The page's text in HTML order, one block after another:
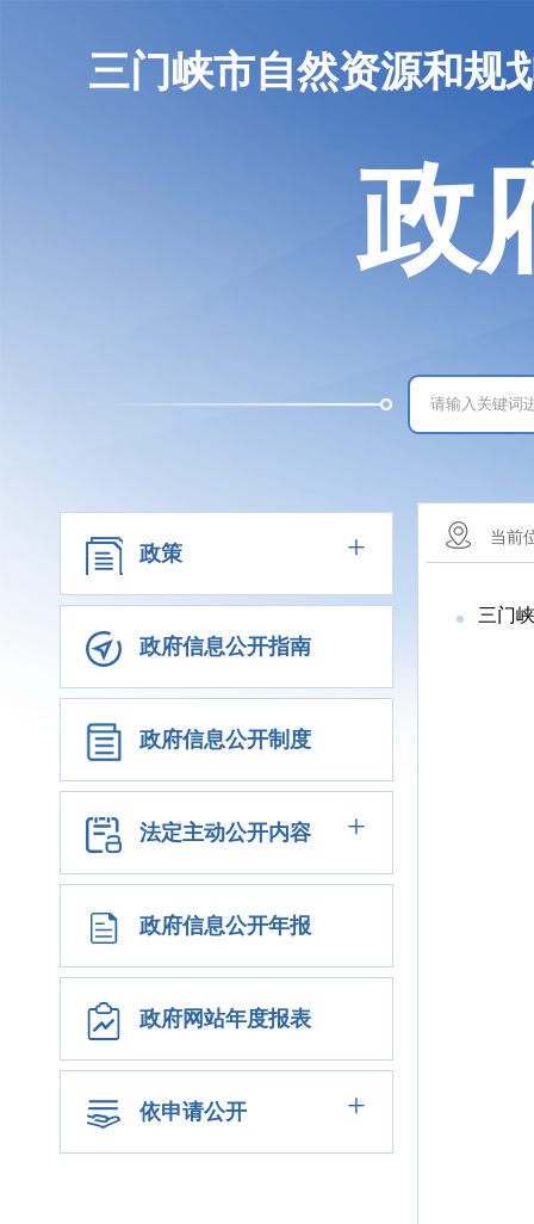
三门峡市自然资源和规
政
政策 +
政府信息公开指南
政府信息公开制度
法定主动公开内容 +
政府信息公开年报
政府网站年度报表
依申请公开 +
当前
三门